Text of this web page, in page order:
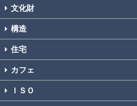
文化財
構造
住宅
カフェ
ＩＳＯ